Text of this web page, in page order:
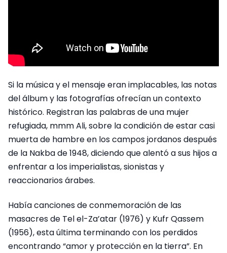
Si la música y el mensaje eran implacables, las notas
del álbum y las fotografías ofrecían un contexto
histórico. Registran las palabras de una mujer
refugiada, mmm Ali, sobre la condición de estar casi
muerta de hambre en los campos jordanos después
de la Nakba de 1948, diciendo que alentó a sus hijos a
enfrentar a los imperialistas, sionistas y
reaccionarios árabes.
Había canciones de conmemoración de las
masacres de Tel el-Za’atar (1976) y Kufr Qassem
(1956), esta última terminando con los perdidos
encontrando “amor y protección en la tierra”. En